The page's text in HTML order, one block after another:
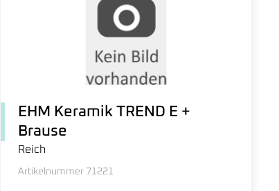
EHM Keramik TREND E +
Brause
Reich
Artikelnummer 71221